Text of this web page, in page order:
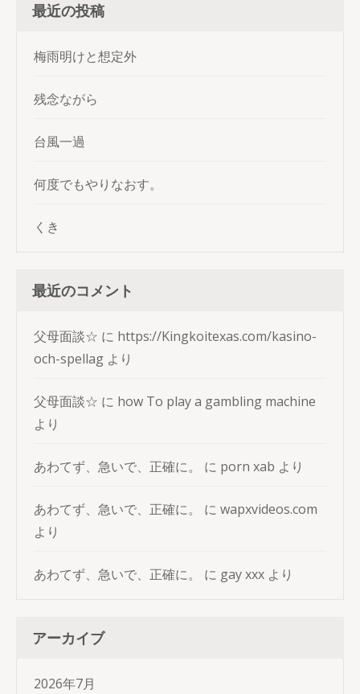
最近の投稿
梅雨明けと想定外
残念ながら
台風一過
何度でもやりなおす。
くき
最近のコメント
父母面談☆ に https://Kingkoitexas.com/kasino-
och-spellag より
父母面談☆ に how To play a gambling machine
より
あわてず、急いで、正確に。 に porn xab より
あわてず、急いで、正確に。 に wapxvideos.com
より
あわてず、急いで、正確に。 に gay xxx より
アーカイブ
2026年7月